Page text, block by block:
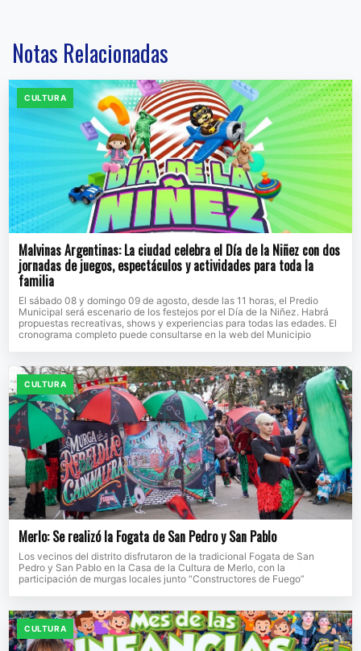
Notas Relacionadas
CULTURA
Malvinas Argentinas: La ciudad celebra el Día de la Niñez con dos
jornadas de juegos, espectáculos y actividades para toda la
familia
El sábado 08 y domingo 09 de agosto, desde las 11 horas, el Predio
Municipal será escenario de los festejos por el Día de la Niñez. Habrá
propuestas recreativas, shows y experiencias para todas las edades. El
cronograma completo puede consultarse en la web del Municipio
CULTURA
Merlo: Se realizó la Fogata de San Pedro y San Pablo
Los vecinos del distrito disfrutaron de la tradicional Fogata de San
Pedro y San Pablo en la Casa de la Cultura de Merlo, con la
participación de murgas locales junto “Constructores de Fuego”
CULTURA